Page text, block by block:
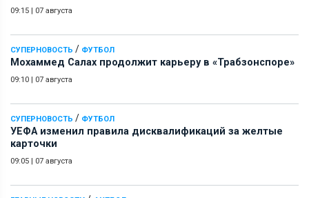
09:15 | 07 августа
СУПЕРНОВОСТЬ / ФУТБОЛ
Мохаммед Салах продолжит карьеру в «Трабзонспоре»
09:10 | 07 августа
СУПЕРНОВОСТЬ / ФУТБОЛ
УЕФА изменил правила дисквалификаций за желтые
карточки
09:05 | 07 августа